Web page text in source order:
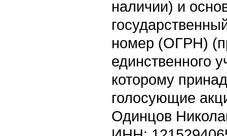
наличии) и
номер (ОГРН)
единственного
которому
голосующие
Одинцов